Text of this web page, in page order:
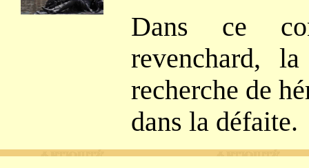
Dans ce
revenchard,
recherche de
dans la défaite.